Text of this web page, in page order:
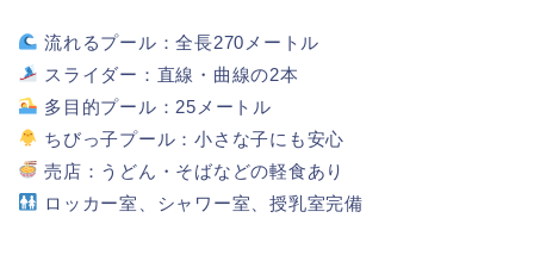
流れるプール：全長270メートル
スライダー：直線・曲線の2本
多目的プール：25メートル
ちびっ子プール：小さな子にも安心
売店：うどん・そばなどの軽食あり
ロッカー室、シャワー室、授乳室完備